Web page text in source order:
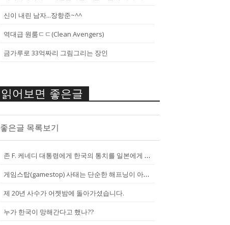
신이 내린 남자...장항준~^^
역대급 원룸ㄷㄷ(Clean Avengers)
금가루로 33억짜리 그림그리는 장인
읽어보면 좋은글
좋은글 목록보기
존 F. 케네디 대통령에게 한국의 통치를 일본에게 넘기는걸 반대한 펄벅 ...
게임스탑(gamestop) 사태는 단순한 해프닝이 아니다.
제 20년 사수가 어젯밤에 돌아가셨습니다.
누가 한국이 망해간다고 했나??